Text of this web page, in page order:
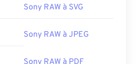
Sony RAW à SVG
Sony RAW à JPEG